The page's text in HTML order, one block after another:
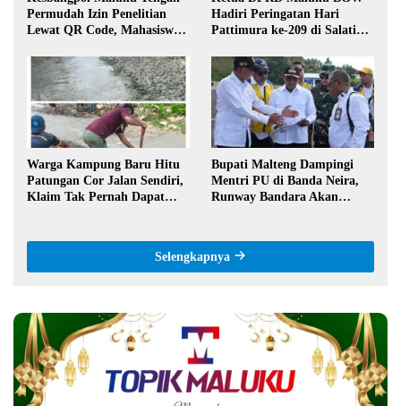
Permudah Izin Penelitian
Lewat QR Code, Mahasiswa
Hadiri Peringatan Hari
Pattimura ke-209 di Salatiga,
Orang Basudara
Warga Kampung Baru Hitu
Patungan Cor Jalan Sendiri,
Klaim Tak Pernah Dapat
Bupati Malteng Dampingi
Mentri PU di Banda Neira,
Runway Bandara Akan
Selengkapnya